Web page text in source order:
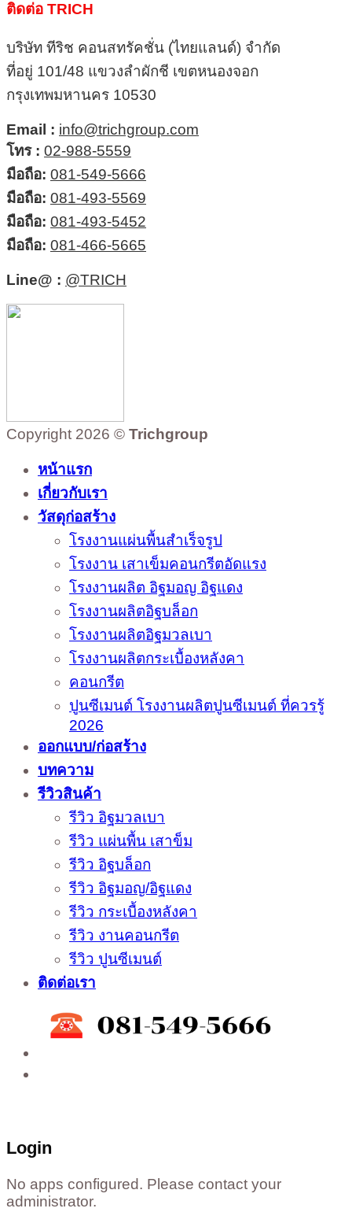
ติดต่อ TRICH
บริษัท ทีริช คอนสทรัคชั่น (ไทยแลนด์) จำกัด
ที่อยู่ 101/48 แขวงลำผักชี เขตหนองจอก
กรุงเทพมหานคร 10530
Email : info@trichgroup.com
โทร : 02-988-5559
มือถือ: 081-549-5666
มือถือ: 081-493-5569
มือถือ: 081-493-5452
มือถือ: 081-466-5665
Line@ : @TRICH
Copyright 2026 © Trichgroup
หน้าแรก
เกี่ยวกับเรา
วัสดุก่อสร้าง
โรงงานแผ่นพื้นสำเร็จรูป
โรงงาน เสาเข็มคอนกรีตอัดแรง
โรงงานผลิต อิฐมอญ อิฐแดง
โรงงานผลิตอิฐบล็อก
โรงงานผลิตอิฐมวลเบา
โรงงานผลิตกระเบื้องหลังคา
คอนกรีต
ปูนซีเมนต์ โรงงานผลิตปูนซีเมนต์ ที่ควรรู้
2026
ออกแบบ/ก่อสร้าง
บทความ
รีวิวสินค้า
รีวิว อิฐมวลเบา
รีวิว แผ่นพื้น เสาข็ม
รีวิว อิฐบล็อก
รีวิว อิฐมอญ/อิฐแดง
รีวิว กระเบื้องหลังคา
รีวิว งานคอนกรีต
รีวิว ปูนซีเมนต์
ติดต่อเรา
Login
No apps configured. Please contact your
administrator.